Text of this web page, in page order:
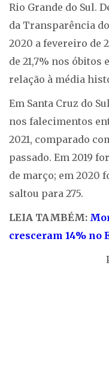
Rio Grande do Sul.
da Transparência
2020 a fevereiro de
de 21,7% nos óbitos
relação à média
Em Santa Cruz do
nos falecimentos
2021, comparado
passado. Em 2019
de março; em 2020
saltou para 275.
LEIA TAMBÉM:
cresceram 14% no